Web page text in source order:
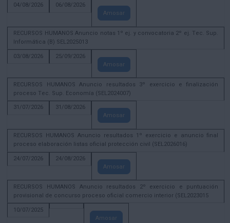
04/08/2026
06/08/2026
Amosar
RECURSOS HUMANOS Anuncio notas 1º ej. y convocatoria 2º ej. Tec. Sup.
Informática (B) SEL2025013
03/08/2026
25/09/2026
Amosar
RECURSOS HUMANOS Anuncio resultados 3º exercicio e finalización
proceso Tec. Sup. Economía (SEL2024007)
31/07/2026
31/08/2026
Amosar
RECURSOS HUMANOS Anuncio resultados 1º exercicio e anuncio final
proceso elaboración listas oficial protección civil (SEL2026016)
24/07/2026
24/08/2026
Amosar
RECURSOS HUMANOS Anuncio resultados 2º exercicio e puntuación
provisional de concurso proceso oficial comercio interior (SEL2023015
10/07/2025
Amosar